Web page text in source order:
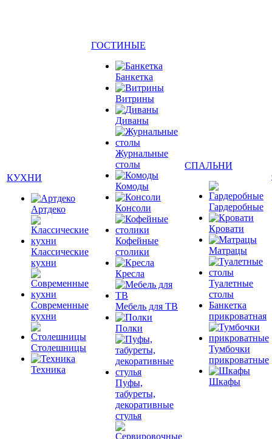
КУХНИ
Артдеко
Классические
кухни
Современные
кухни
Столешницы
Техника
ГОСТИНЫЕ
Банкетка
Витрины
Диваны
Журнальные
столы
Комоды
Консоли
Кофейные
столики
Кресла
Мебель для ТВ
Полки
Пуфы,
табуреты,
декоративные
стулья
СПАЛЬНИ
Гардеробные
Кровати
Матрацы
Туалетные
столы
Банкетка
прикроватная
Тумбочки
прикроватные
Шкафы